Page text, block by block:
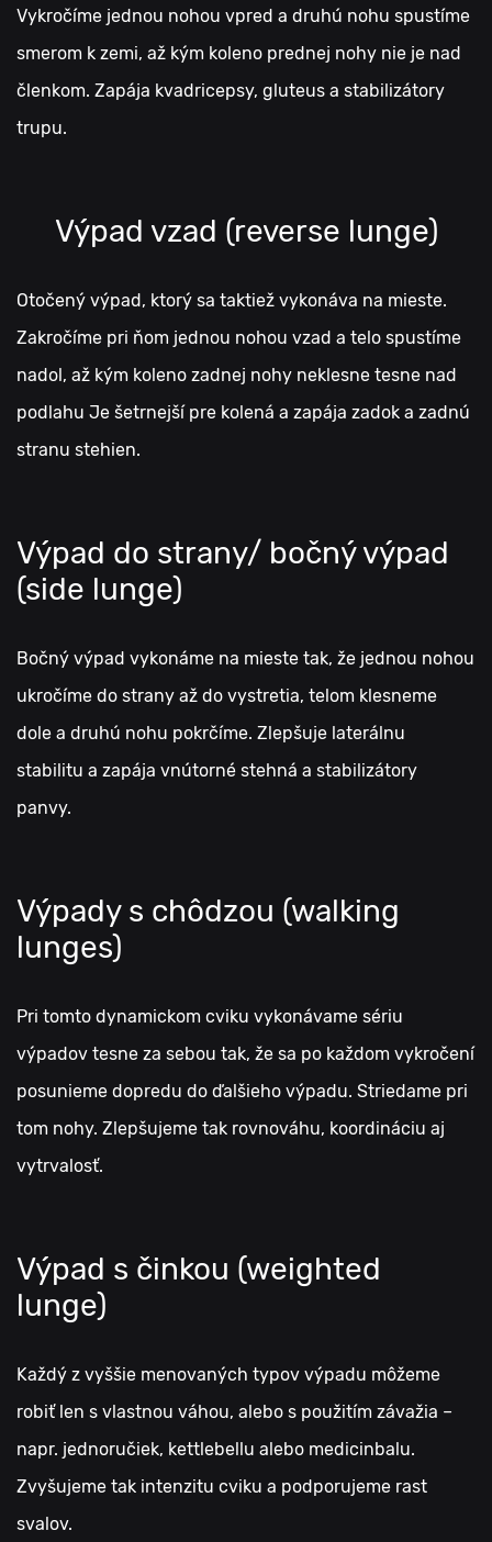
Vykročíme jednou nohou vpred a druhú nohu spustíme
smerom k zemi, až kým koleno prednej nohy nie je nad
členkom. Zapája kvadricepsy, gluteus a stabilizátory
trupu.
Výpad vzad (reverse lunge)
Otočený výpad, ktorý sa taktiež vykonáva na mieste.
Zakročíme pri ňom jednou nohou vzad a telo spustíme
nadol, až kým koleno zadnej nohy neklesne tesne nad
podlahu Je šetrnejší pre kolená a zapája zadok a zadnú
stranu stehien.
Výpad do strany/ bočný výpad
(side lunge)
Bočný výpad vykonáme na mieste tak, že jednou nohou
ukročíme do strany až do vystretia, telom klesneme
dole a druhú nohu pokrčíme. Zlepšuje laterálnu
stabilitu a zapája vnútorné stehná a stabilizátory
panvy.
Výpady s chôdzou (walking
lunges)
Pri tomto dynamickom cviku vykonávame sériu
výpadov tesne za sebou tak, že sa po každom vykročení
posunieme dopredu do ďalšieho výpadu. Striedame pri
tom nohy. Zlepšujeme tak rovnováhu, koordináciu aj
vytrvalosť.
Výpad s činkou (weighted
lunge)
Každý z vyššie menovaných typov výpadu môžeme
robiť len s vlastnou váhou, alebo s použitím závažia –
napr. jednoručiek, kettlebellu alebo medicinbalu.
Zvyšujeme tak intenzitu cviku a podporujeme rast
svalov.